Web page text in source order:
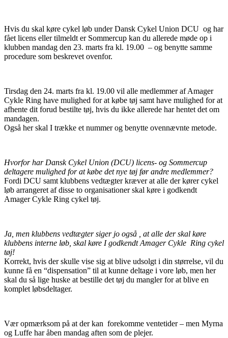
Hvis du skal køre cykel løb under Dansk Cykel Union DCU og har
fået licens eller tilmeldt er Sommercup kan du allerede møde op i
klubben mandag den 23. marts fra kl. 19.00 – og benytte samme
procedure som beskrevet ovenfor.
Tirsdag den 24. marts fra kl. 19.00 vil alle medlemmer af Amager
Cykle Ring have mulighed for at købe tøj samt have mulighed for at
afhente dit forud bestilte tøj, hvis du ikke allerede har hentet det om
mandagen.
Også her skal I trække et nummer og benytte ovennævnte metode.
Hvorfor har Dansk Cykel Union (DCU) licens- og Sommercup
deltagere mulighed for at købe det nye tøj før andre medlemmer?
Fordi DCU samt klubbens vedtægter kræver at alle der kører cykel
løb arrangeret af disse to organisationer skal køre i godkendt
Amager Cykle Ring cykel tøj.
Ja, men klubbens vedtægter siger jo også , at alle der skal køre
klubbens interne løb, skal køre I godkendt Amager Cykle Ring cykel
tøj!
Korrekt, hvis der skulle vise sig at blive udsolgt i din størrelse, vil du
kunne få en “dispensation” til at kunne deltage i vore løb, men her
skal du så lige huske at bestille det tøj du mangler for at blive en
komplet løbsdeltager.
Vær opmærksom på at der kan forekomme ventetider – men Myrna
og Luffe har åben mandag aften som de plejer.